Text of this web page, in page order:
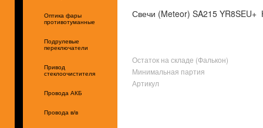
Оптика фары
противотуманные
Подрулевые
переключатели
Привод
стеклоочистителя
Провода АКБ
Провода в/в
Свечи (Meteor) SA215
Остаток на складе (Фалькон)
Минимальная партия
Артикул